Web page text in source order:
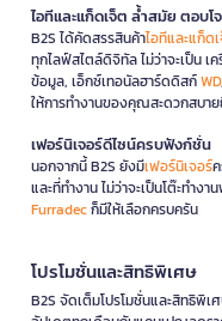
ไอทีและแก็ดเจ็ต ล้ำสมัย ตอบ
B2S ได้คัดสรรสินค้าไอทีและแก็ด
ทุกไลฟ์สไตล์ดิจิทัล ไม่ว่าจะเป็น เ
ข้อมูล, เอ็กซ์เทอนัลฮาร์ดดิสก์WD
ให้การทำงานของคุณสะดวกสบา
เฟอร์นิเจอร์ดีไซน์ครบฟังก์ชั่น
นอกจากนี้ B2S ยังมีเฟอร์นิเจอร์
และที่ทำงาน ไม่ว่าจะเป็นโต๊ะทำง
Furradecก็มีให้เลือกครบครัน
โปรโมชั่นและสิทธิพิเศษ
B2S จัดเต็มโปรโมชั่นและสิทธิพิ